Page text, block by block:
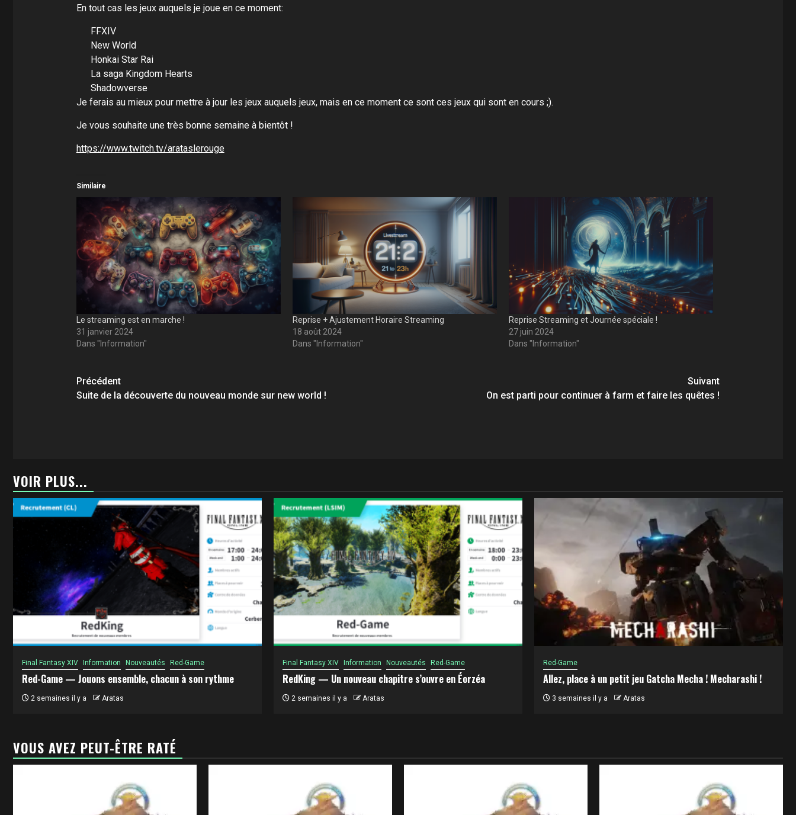
En tout cas les jeux auquels je joue en ce moment:
FFXIV
New World
Honkai Star Rai
La saga Kingdom Hearts
Shadowverse
Je ferais au mieux pour mettre à jour les jeux auquels jeux, mais en ce moment ce sont ces jeux qui sont en cours ;).
Je vous souhaite une très bonne semaine à bientôt !
https://www.twitch.tv/arataslerouge
Similaire
Le streaming est en marche !
31 janvier 2024
Dans "Information"
Reprise + Ajustement Horaire Streaming
18 août 2024
Dans "Information"
Reprise Streaming et Journée spéciale !
27 juin 2024
Dans "Information"
Navigation
d’article
Précédent
Suite de la découverte du nouveau monde sur new world !
Suivant
On est parti pour continuer à farm et faire les quêtes !
VOIR PLUS...
Final Fantasy XIV Information Nouveautés Red-Game
Red-Game — Jouons ensemble, chacun à son rythme
2 semaines il y a Aratas
Final Fantasy XIV Information Nouveautés Red-Game
RedKing — Un nouveau chapitre s’ouvre en Éorzéa
2 semaines il y a Aratas
Red-Game
Allez, place à un petit jeu Gatcha Mecha ! Mecharashi !
3 semaines il y a Aratas
VOUS AVEZ PEUT-ÊTRE RATÉ